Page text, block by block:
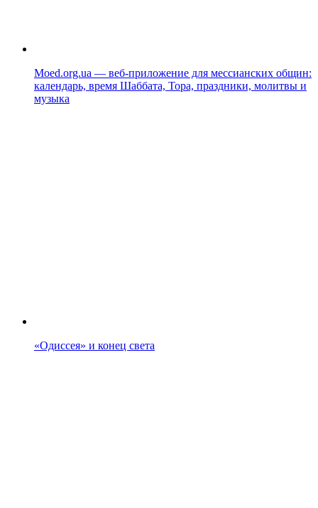
Moed.org.ua — веб-приложение для мессианских общин:
календарь, время Шаббата, Тора, праздники, молитвы и
музыка
«Одиссея» и конец света